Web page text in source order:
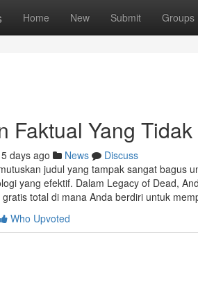
Home New Submit Groups
Faktual Yang
days ago News
Discuss
judul yang tampak sangat bagus
yang efektif. Dalam Legacy of Dead,
total di mana Anda berdiri untuk
Who Upvoted